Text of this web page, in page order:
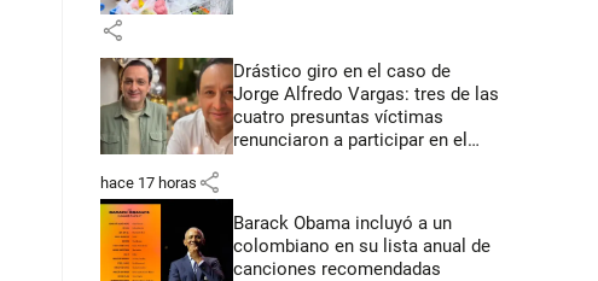
share
Drástico giro en el caso de
Jorge Alfredo Vargas: tres de las
cuatro presuntas víctimas
renunciaron a participar en el
hace 17 horas share
Barack Obama incluyó a un
colombiano en su lista anual de
canciones recomendadas